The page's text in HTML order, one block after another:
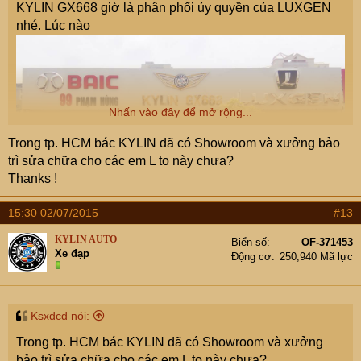
Giá rổ nó cũng không hề thấp tí nào !
KYLIN GX668 giờ là phân phối ủy quyền của LUXGEN
nhé. Lúc nào
Nhấn vào đây để mở rộng...
Trong tp. HCM bác KYLIN đã có Showroom và xưởng bảo
trì sửa chữa cho các em L to này chưa?
Thanks !
15:30 02/07/2015 #13
KYLIN AUTO
Xe đạp
Biển số
OF-371453
Động cơ
250,940 Mã lực
Ksxdcd nói:
Trong tp. HCM bác KYLIN đã có Showroom và xưởng